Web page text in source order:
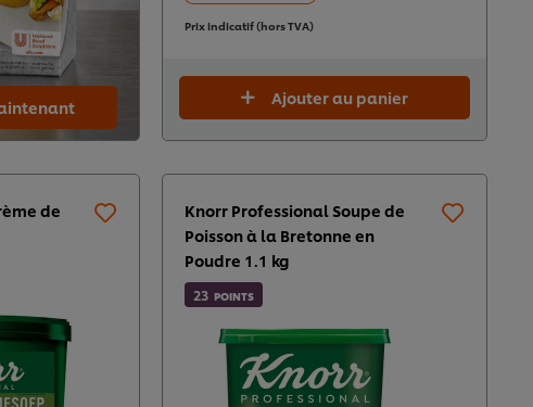
Prix indicatif (hors TVA)
Ajouter au panier
de
Knorr Professional Soupe de
Poisson à la Bretonne en
Poudre 1.1 kg​
23 POINTS